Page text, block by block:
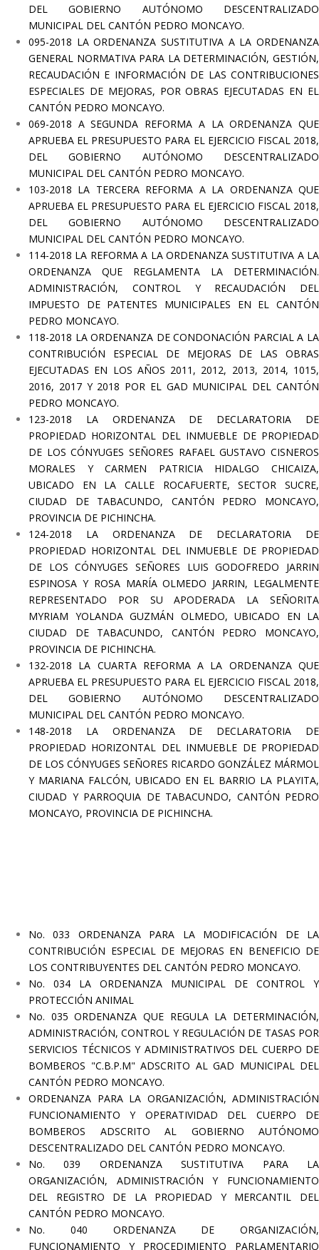
DEL GOBIERNO AUTÓNOMO DESCENTRALIZADO
MUNICIPAL DEL CANTÓN PEDRO MONCAYO.
095-2018 LA ORDENANZA SUSTITUTIVA A LA ORDENANZA
GENERAL NORMATIVA PARA LA DETERMINACIÓN, GESTIÓN,
RECAUDACIÓN E INFORMACIÓN DE LAS CONTRIBUCIONES
ESPECIALES DE MEJORAS, POR OBRAS EJECUTADAS EN EL
CANTÓN PEDRO MONCAYO.
069-2018 A SEGUNDA REFORMA A LA ORDENANZA QUE
APRUEBA EL PRESUPUESTO PARA EL EJERCICIO FISCAL 2018,
DEL GOBIERNO AUTÓNOMO DESCENTRALIZADO
MUNICIPAL DEL CANTÓN PEDRO MONCAYO.
103-2018 LA TERCERA REFORMA A LA ORDENANZA QUE
APRUEBA EL PRESUPUESTO PARA EL EJERCICIO FISCAL 2018,
DEL GOBIERNO AUTÓNOMO DESCENTRALIZADO
MUNICIPAL DEL CANTÓN PEDRO MONCAYO.
114-2018 LA REFORMA A LA ORDENANZA SUSTITUTIVA A LA
ORDENANZA QUE REGLAMENTA LA DETERMINACIÓN.
ADMINISTRACIÓN, CONTROL Y RECAUDACIÓN DEL
IMPUESTO DE PATENTES MUNICIPALES EN EL CANTÓN
PEDRO MONCAYO.
118-2018 LA ORDENANZA DE CONDONACIÓN PARCIAL A LA
CONTRIBUCIÓN ESPECIAL DE MEJORAS DE LAS OBRAS
EJECUTADAS EN LOS AÑOS 2011, 2012, 2013, 2014, 1015,
2016, 2017 Y 2018 POR EL GAD MUNICIPAL DEL CANTÓN
PEDRO MONCAYO.
123-2018 LA ORDENANZA DE DECLARATORIA DE
PROPIEDAD HORIZONTAL DEL INMUEBLE DE PROPIEDAD
DE LOS CÓNYUGES SEÑORES RAFAEL GUSTAVO CISNEROS
MORALES Y CARMEN PATRICIA HIDALGO CHICAIZA,
UBICADO EN LA CALLE ROCAFUERTE, SECTOR SUCRE,
CIUDAD DE TABACUNDO, CANTÓN PEDRO MONCAYO,
PROVINCIA DE PICHINCHA.
124-2018 LA ORDENANZA DE DECLARATORIA DE
PROPIEDAD HORIZONTAL DEL INMUEBLE DE PROPIEDAD
DE LOS CÓNYUGES SEÑORES LUIS GODOFREDO JARRIN
ESPINOSA Y ROSA MARÍA OLMEDO JARRIN, LEGALMENTE
REPRESENTADO POR SU APODERADA LA SEÑORITA
MYRIAM YOLANDA GUZMÁN OLMEDO, UBICADO EN LA
CIUDAD DE TABACUNDO, CANTÓN PEDRO MONCAYO,
PROVINCIA DE PICHINCHA.
132-2018 LA CUARTA REFORMA A LA ORDENANZA QUE
APRUEBA EL PRESUPUESTO PARA EL EJERCICIO FISCAL 2018,
DEL GOBIERNO AUTÓNOMO DESCENTRALIZADO
MUNICIPAL DEL CANTÓN PEDRO MONCAYO.
148-2018 LA ORDENANZA DE DECLARATORIA DE
PROPIEDAD HORIZONTAL DEL INMUEBLE DE PROPIEDAD
DE LOS CÓNYUGES SEÑORES RICARDO GONZÁLEZ MÁRMOL
Y MARIANA FALCÓN, UBICADO EN EL BARRIO LA PLAYITA,
CIUDAD Y PARROQUIA DE TABACUNDO, CANTÓN PEDRO
MONCAYO, PROVINCIA DE PICHINCHA.
No. 033 ORDENANZA PARA LA MODIFICACIÓN DE LA
CONTRIBUCIÓN ESPECIAL DE MEJORAS EN BENEFICIO DE
LOS CONTRIBUYENTES DEL CANTÓN PEDRO MONCAYO.
No. 034 LA ORDENANZA MUNICIPAL DE CONTROL Y
PROTECCIÓN ANIMAL
No. 035 ORDENANZA QUE REGULA LA DETERMINACIÓN,
ADMINISTRACIÓN, CONTROL Y REGULACIÓN DE TASAS POR
SERVICIOS TÉCNICOS Y ADMINISTRATIVOS DEL CUERPO DE
BOMBEROS "C.B.P.M" ADSCRITO AL GAD MUNICIPAL DEL
CANTÓN PEDRO MONCAYO.
ORDENANZA PARA LA ORGANIZACIÓN, ADMINISTRACIÓN
FUNCIONAMIENTO Y OPERATIVIDAD DEL CUERPO DE
BOMBEROS ADSCRITO AL GOBIERNO AUTÓNOMO
DESCENTRALIZADO DEL CANTÓN PEDRO MONCAYO.
No. 039 ORDENANZA SUSTITUTIVA PARA LA
ORGANIZACIÓN, ADMINISTRACIÓN Y FUNCIONAMIENTO
DEL REGISTRO DE LA PROPIEDAD Y MERCANTIL DEL
CANTÓN PEDRO MONCAYO.
No. 040 ORDENANZA DE ORGANIZACIÓN,
FUNCIONAMIENTO Y PROCEDIMIENTO PARLAMENTARIO